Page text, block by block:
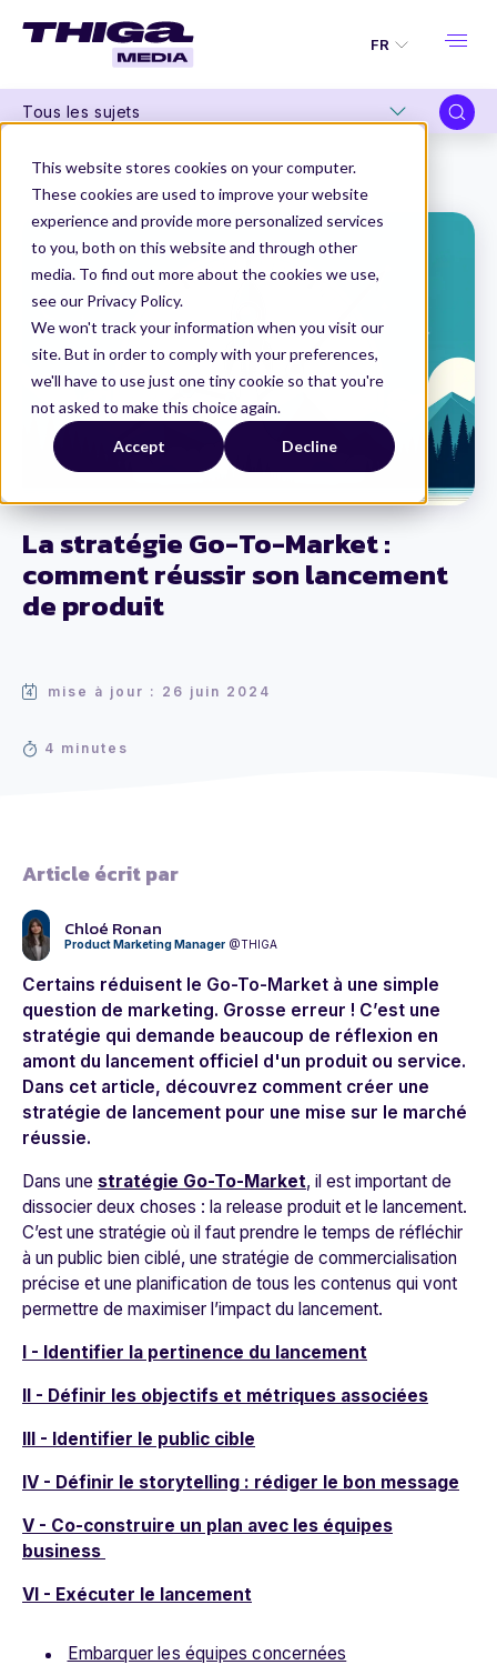
This website stores cookies on your computer.
These cookies are used to improve your website
experience and provide more personalized services
to you, both on this website and through other
media. To find out more about the cookies we use,
see our Privacy Policy.
We won't track your information when you visit our
site. But in order to comply with your preferences,
we'll have to use just one tiny cookie so that you're
not asked to make this choice again.
Accept Decline
FR
Tous les sujets
La stratégie Go-To-Market :
comment réussir son lancement
de produit
mise à jour : 26 juin 2024
4 minutes
Thiga Media
Product Marketing
Article écrit par
Chloé Ronan
Product Marketing Manager @THIGA
Certains réduisent le Go-To-Market à une simple
question de marketing. Grosse erreur ! C’est une
stratégie qui demande beaucoup de réflexion en
amont du lancement officiel d'un produit ou service.
Dans cet article, découvrez comment créer une
stratégie de lancement pour une mise sur le marché
réussie.
Dans une stratégie Go-To-Market, il est important de
dissocier deux choses : la release produit et le lancement.
C’est une stratégie où il faut prendre le temps de réfléchir
à un public bien ciblé, une stratégie de commercialisation
précise et une planification de tous les contenus qui vont
permettre de maximiser l’impact du lancement.
I - Identifier la pertinence du lancement
II - Définir les objectifs et métriques associées
III - Identifier le public cible
IV - Définir le storytelling : rédiger le bon message
V - Co-construire un plan avec les équipes
business
VI - Exécuter le lancement
Embarquer les équipes concernées